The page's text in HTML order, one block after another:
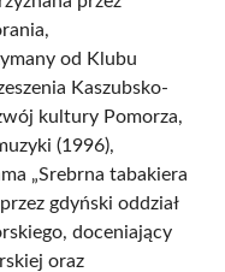
od Klubu
Kaszubsko-
kultury Pomorza,
(1996),
„Srebrna tabakiera
gdyński oddział
doceniający
oraz